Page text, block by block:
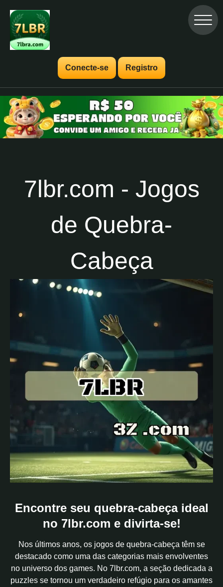
Conecte-se Registro
7lbr.com - Jogos
de Quebra-
Cabeça
Encontre seu quebra-cabeça ideal
no 7lbr.com e divirta-se!
Nos últimos anos, os jogos de quebra-cabeça têm se
destacado como uma das categorias mais envolventes
no universo dos games. No 7lbr.com, a seção dedicada a
puzzles se tornou um verdadeiro refúgio para os amantes